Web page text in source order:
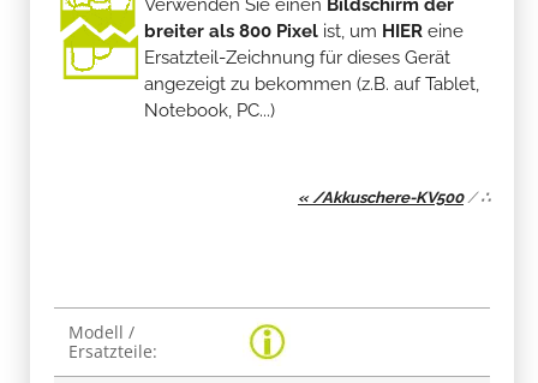
Verwenden Sie einen Bildschirm der
breiter als 800 Pixel ist, um HIER eine
Ersatzteil-Zeichnung für dieses Gerät
angezeigt zu bekommen (z.B. auf Tablet,
Notebook, PC...)
« /Akkuschere-KV500/∴
Produkteigenschaft
Wert
Modell /
Ersatzteile: